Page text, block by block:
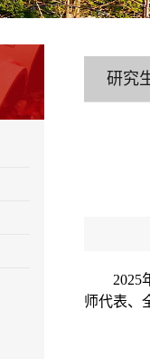
研究
2025
师代表、